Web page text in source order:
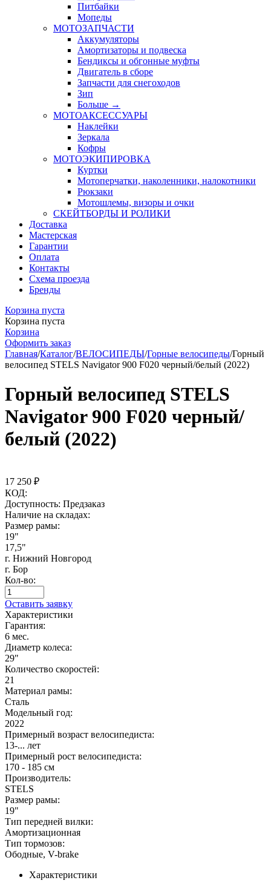
Питбайки
Мопеды
МОТОЗАПЧАСТИ
Аккумуляторы
Амортизаторы и подвеска
Бендиксы и обгонные муфты
Двигатель в сборе
Запчасти для снегоходов
Зип
Больше →
МОТОАКСЕССУАРЫ
Наклейки
Зеркала
Кофры
МОТОЭКИПИРОВКА
Куртки
Мотоперчатки, наколенники, налокотники
Рюкзаки
Мотошлемы, визоры и очки
СКЕЙТБОРДЫ И РОЛИКИ
Доставка
Мастерская
Гарантии
Оплата
Контакты
Схема проезда
Бренды
Корзина пуста
Корзина пуста
Корзина
Оформить заказ
Главная/Каталог/ВЕЛОСИПЕДЫ/Горные велосипеды/Горный
велосипед STELS Navigator 900 F020 черный/белый (2022)
Горный велосипед STELS
Navigator 900 F020 черный/
белый (2022)
17 250 ₽
КОД:
Доступность: Предзаказ
Наличие на складах:
Размер рамы:
19"
17,5"
г. Нижний Новгород
г. Бор
Кол-во:
Оставить заявку
Характеристики
Гарантия:
6 мес.
Диаметр колеса:
29"
Количество скоростей:
21
Материал рамы:
Сталь
Модельный год:
2022
Примерный возраст велосипедиста:
13-... лет
Примерный рост велосипедиста:
170 - 185 см
Производитель:
STELS
Размер рамы:
19"
Тип передней вилки:
Амортизационная
Тип тормозов:
Ободные, V-brake
Характеристики